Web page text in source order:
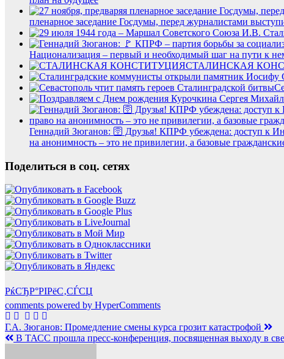
пленарное заседание Госдумы, перед журналистами
Национализация – первый и необходимый шаг на пути к
СТАЛИНСКАЯ
Геннадий Зюганов: 🛜 Друзья! КПРФ убеждена: доступ к
на анонимность – это не привилегии, а базовые
Поделиться в соц. сетях
РќСЂР°РІРёС‚СЃСЏ
comments powered by HyperComments
Навигация
по
Г.А. Зюганов: Промедление смены курса грозит катастрофой
В ТАСС прошла пресс-конференция, посвященная выходу в